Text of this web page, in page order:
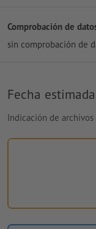
Comprobación de
sin comprobación de
Fecha
Indicación de